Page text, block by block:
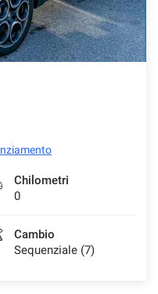
Chilometri
0
Cambio
Sequenziale (7)